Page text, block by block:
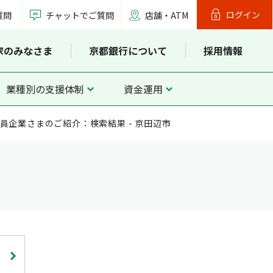
問 チャットでご質問 店舗・ATM ログイン
みなさま 京都銀行について 採用情報
業種別の支援体制 資金運用
企業さまのご紹介：検索結果 - 京田辺市